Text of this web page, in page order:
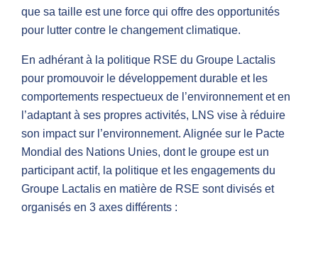
que sa taille est une force qui offre des opportunités
pour lutter contre le changement climatique.
En adhérant à la politique RSE du Groupe Lactalis
pour promouvoir le développement durable et les
comportements respectueux de l’environnement et en
l’adaptant à ses propres activités, LNS vise à réduire
son impact sur l’environnement. Alignée sur le Pacte
Mondial des Nations Unies, dont le groupe est un
participant actif, la politique et les engagements du
Groupe Lactalis en matière de RSE sont divisés et
organisés en 3 axes différents :